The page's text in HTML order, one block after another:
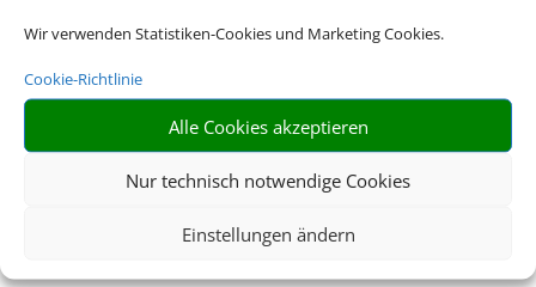
Wir verwenden Statistiken-Cookies und Marketing Cookies.
Cookie-Richtlinie
Alle Cookies akzeptieren
Nur technisch notwendige Cookies
Einstellungen ändern
© 2026 • Schmetterling